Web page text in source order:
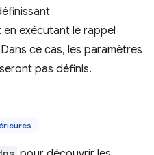
en exécutant le rappel
ce cas, les paramètres
pas définis.